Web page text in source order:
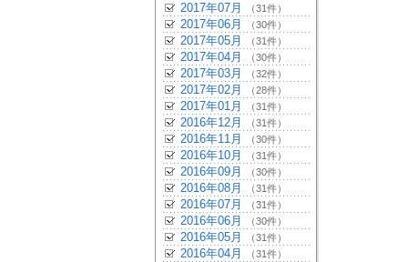
2017年07月 （31件）
2017年06月 （30件）
2017年05月 （31件）
2017年04月 （30件）
2017年03月 （32件）
2017年02月 （28件）
2017年01月 （31件）
2016年12月 （31件）
2016年11月 （30件）
2016年10月 （31件）
2016年09月 （30件）
2016年08月 （31件）
2016年07月 （31件）
2016年06月 （30件）
2016年05月 （31件）
2016年04月 （31件）